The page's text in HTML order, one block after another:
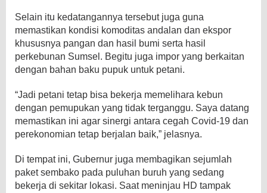
Selain itu kedatangannya tersebut juga guna
memastikan kondisi komoditas andalan dan ekspor
khususnya pangan dan hasil bumi serta hasil
perkebunan Sumsel. Begitu juga impor yang berkaitan
dengan bahan baku pupuk untuk petani.
“Jadi petani tetap bisa bekerja memelihara kebun
dengan pemupukan yang tidak terganggu. Saya datang
memastikan ini agar sinergi antara cegah Covid-19 dan
perekonomian tetap berjalan baik,” jelasnya.
Di tempat ini, Gubernur juga membagikan sejumlah
paket sembako pada puluhan buruh yang sedang
bekerja di sekitar lokasi. Saat meninjau HD tampak